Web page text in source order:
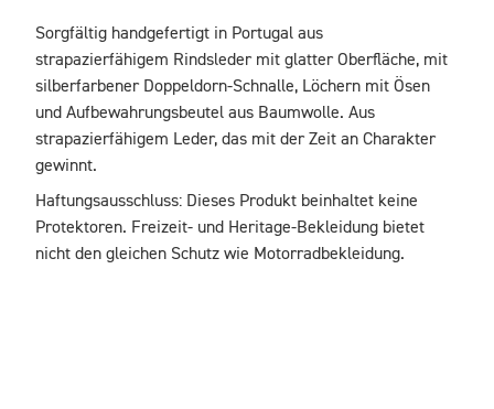
Sorgfältig handgefertigt in Portugal aus
strapazierfähigem Rindsleder mit glatter Oberfläche, mit
silberfarbener Doppeldorn-Schnalle, Löchern mit Ösen
und Aufbewahrungsbeutel aus Baumwolle. Aus
strapazierfähigem Leder, das mit der Zeit an Charakter
gewinnt.
Haftungsausschluss: Dieses Produkt beinhaltet keine
Protektoren. Freizeit- und Heritage-Bekleidung bietet
nicht den gleichen Schutz wie Motorradbekleidung.